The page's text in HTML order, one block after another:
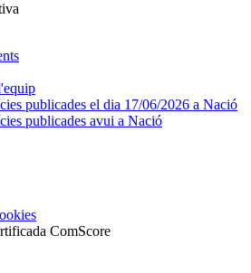
publicades el dia 17/06/2026 a Nació
publicades avui a Nació
ComScore